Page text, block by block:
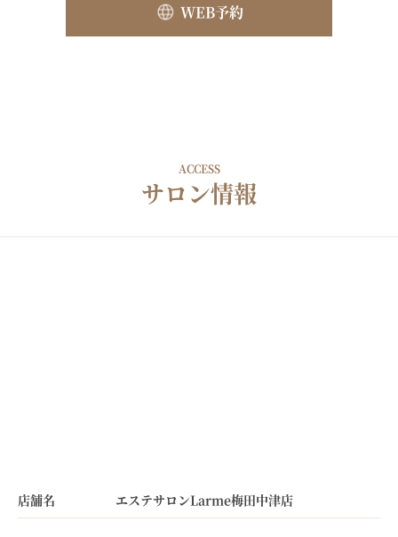
WEB予約
ACCESS
サロン情報
店舗名 エステサロンLarme梅田中津店